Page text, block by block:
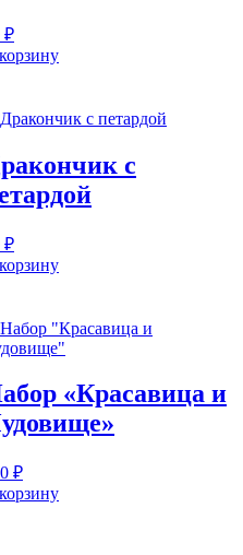
₽
с
₽
«Красавица и
₽